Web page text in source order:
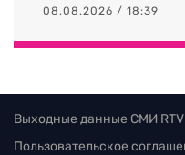
08.08.2026 / 18:39
Выходные данные СМИ
Пользовательское